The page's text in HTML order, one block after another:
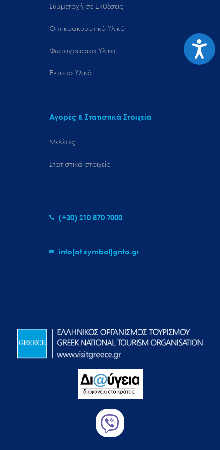
Συμμετοχή σε Εκθέσεις
Οπτικοακουστικό Υλικό
Φωτογραφικό Υλικό
Έντυπο Υλικό
Αγορές & Στατιστικά Στοιχεία
Μελέτες
Στατιστικά στοιχεία
(+30) 210 870 7000
info[at symbol]gnto.gr